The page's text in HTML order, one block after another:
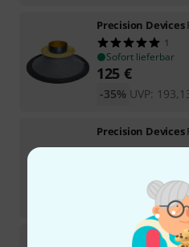
Precision Devices
1
Sofort lieferbar
125 €
UVP:
-35%
Precision Devices
UVP: 159 €
Precision Devices